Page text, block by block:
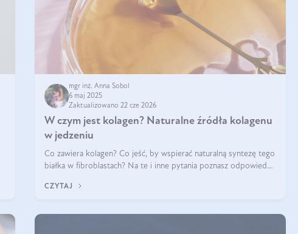
mgr inż. Anna Sobol
6 maj 2025
Zaktualizowano 22 cze 2026
W czym jest kolagen? Naturalne źródła kolagenu
w jedzeniu
Co zawiera kolagen? Co jeść, by wspierać naturalną syntezę tego
białka w fibroblastach? Na te i inne pytania poznasz odpowiedź
CZYTAJ